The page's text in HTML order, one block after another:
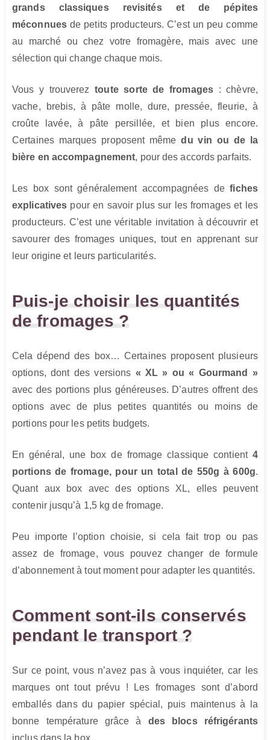
grands classiques revisités et de pépites
méconnuesde petits producteurs. C’est un peu comme
au marché ou chez votre fromagère, mais avec une
sélection qui change chaque mois.
Vous y trouvereztoute sorte de fromages : chèvre,
vache, brebis, à pâte molle, dure, pressée, fleurie, à
croûte lavée, à pâte persillée, et bien plus encore.
Certaines marques proposent mêmedu vin ou de la
bière en accompagnement, pour des accords parfaits.
Les box sont généralement accompagnées defiches
explicatives pour en savoir plus sur les fromages et les
producteurs. C’est une véritable invitation à découvrir et
savourer des fromages uniques, tout en apprenant sur
leur origine et leurs particularités.
Puis-je choisir les quantités
de fromages ?
Cela dépend des box… Certaines proposent plusieurs
options, dont des versions « XL » ou « Gourmand »
avec des portions plus généreuses. D’autres offrent des
options avec de plus petites quantités ou moins de
portions pour les petits budgets.
En général, une box de fromage classique contient 4
portions de fromage, pour un total de 550g à 600g.
Quant aux box avec des options XL, elles peuvent
contenir jusqu’à 1,5 kg de fromage.
Peu importe l’option choisie, si cela fait trop ou pas
assez de fromage, vous pouvez changer de formule
d’abonnement à tout moment pour adapter les quantités.
Comment sont-ils conservés
pendant le transport ?
Sur ce point, vous n’avez pas à vous inquiéter, car les
marques ont tout prévu ! Les fromages sont d’abord
emballés dans du papier spécial, puis maintenus à la
bonne température grâce à des blocs réfrigérants
inclus dans la box.